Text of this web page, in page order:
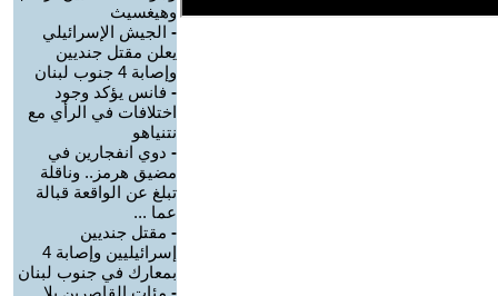
وهيغسيث
- الجيش الإسرائيلي
يعلن مقتل جنديين
وإصابة 4 جنوب لبنان
- فانس يؤكد وجود
اختلافات في الرأي مع
نتنياهو
- دوي انفجارين في
مضيق هرمز.. وناقلة
تبلغ عن الواقعة قبالة
عما ...
- مقتل جنديين
إسرائيليين وإصابة 4
بمعارك في جنوب لبنان
- مئات القاصرين بلا